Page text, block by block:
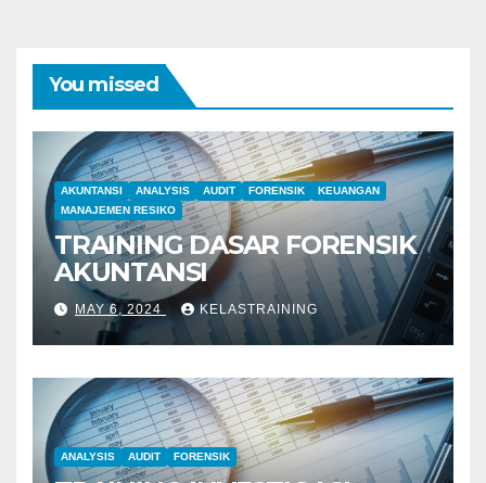
You missed
AKUNTANSI ANALYSIS AUDIT FORENSIK
KEUANGAN
MANAJEMEN RESIKO
TRAINING DASAR FORENSIK
AKUNTANSI
MAY 6, 2024 KELASTRAINING
ANALYSIS AUDIT FORENSIK